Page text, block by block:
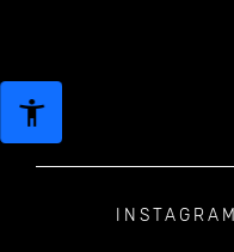
INSTAGRAM